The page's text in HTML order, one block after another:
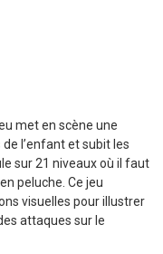
met en scène une
l’enfant et subit les
sur 21 niveaux où il faut
peluche. Ce jeu
visuelles pour illustrer
attaques sur le